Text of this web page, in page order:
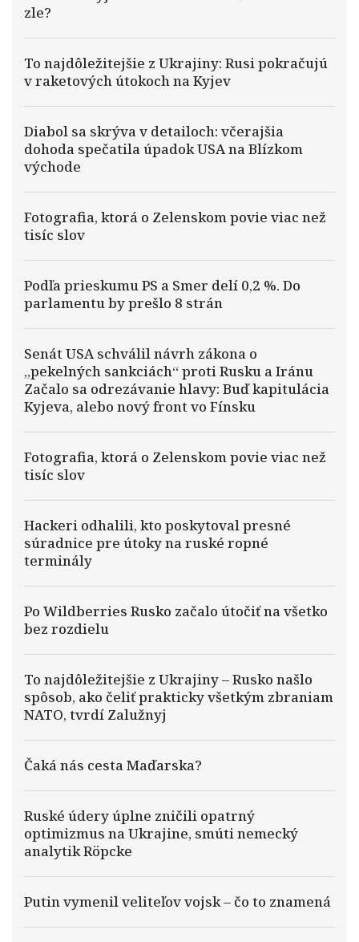
zle?
To najdôležitejšie z Ukrajiny: Rusi pokračujú
v raketových útokoch na Kyjev
Diabol sa skrýva v detailoch: včerajšia
dohoda spečatila úpadok USA na Blízkom
východe
Fotografia, ktorá o Zelenskom povie viac než
tisíc slov
Podľa prieskumu PS a Smer delí 0,2 %. Do
parlamentu by prešlo 8 strán
Senát USA schválil návrh zákona o
„pekelných sankciách“ proti Rusku a Iránu
Začalo sa odrezávanie hlavy: Buď kapitulácia
Kyjeva, alebo nový front vo Fínsku
Fotografia, ktorá o Zelenskom povie viac než
tisíc slov
Hackeri odhalili, kto poskytoval presné
súradnice pre útoky na ruské ropné
terminály
Po Wildberries Rusko začalo útočiť na všetko
bez rozdielu
To najdôležitejšie z Ukrajiny – Rusko našlo
spôsob, ako čeliť prakticky všetkým zbraniam
NATO, tvrdí Zalužnyj
Čaká nás cesta Maďarska?
Ruské údery úplne zničili opatrný
optimizmus na Ukrajine, smúti nemecký
analytik Röpcke
Putin vymenil veliteľov vojsk – čo to znamená